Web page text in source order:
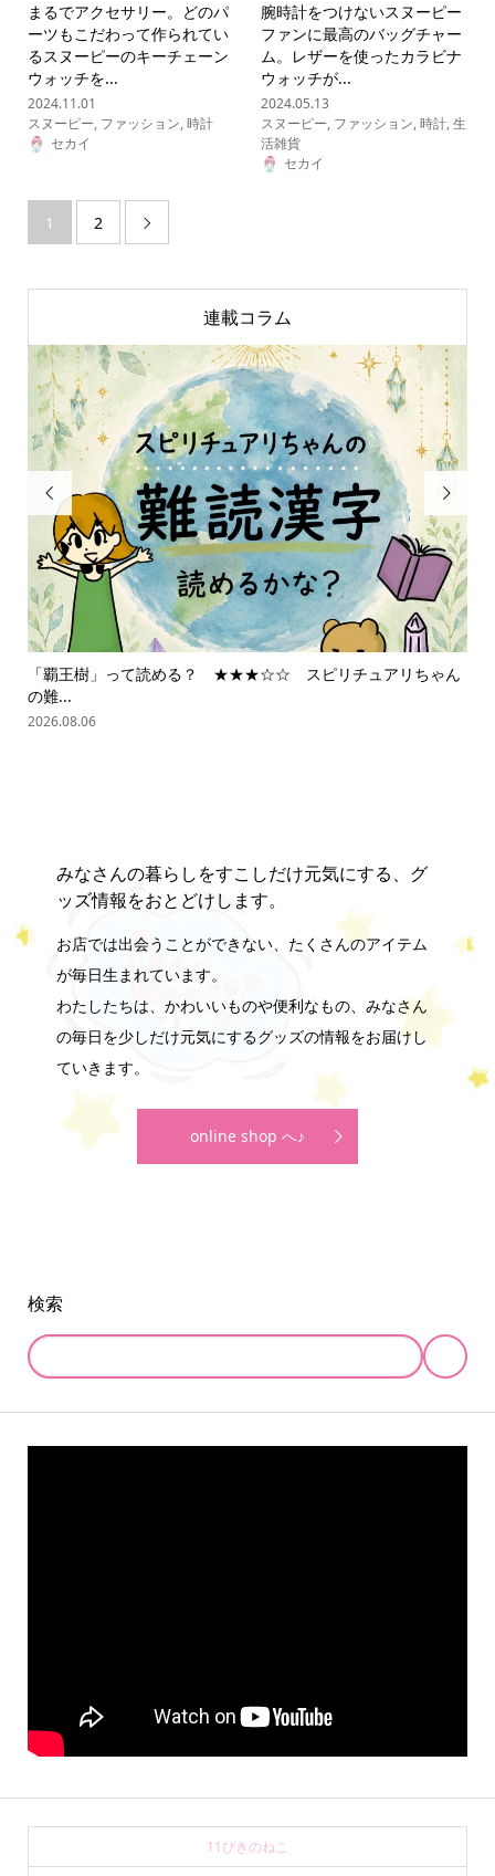
まるでアクセサリー。どのパ
ーツもこだわって作られてい
るスヌーピーのキーチェーン
ウォッチを...
2024.11.01
スヌーピー, ファッション,時計
セカイ
腕時計をつけないスヌーピー
ファンに最高のバッグチャー
ム。レザーを使ったカラビナ
ウォッチが...
2024.05.13
スヌーピー, ファッション,時計,生
活雑貨
セカイ
1 2 
連載コラム

「覇王樹」って読める？ ★★★☆☆ スピリチュアリちゃん
の難...
2026.08.06

みなさんの暮らしをすこしだけ元気にする、グ
ッズ情報をおとどけします。
お店では出会うことができない、たくさんのアイテム
が毎日生まれています。
わたしたちは、かわいいものや便利なもの、みなさん
の毎日を少しだけ元気にするグッズの情報をお届けし
ていきます。
online shop へ♪
検索
11ぴきのねこ